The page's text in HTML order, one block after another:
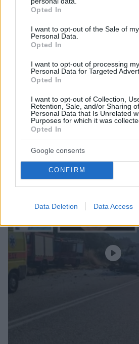
grant or deny consent to Google and
use your data for below specified
consent section.
Opted In
I want to opt-out of the Sale of my
Personal Data.
Opted In
I want to opt-out of processing my
Personal Data for Targeted
Opted In
I want to opt-out of Collection,
Retention, Sale, and/or Sharing
Personal Data that Is Unrelated
Purposes for which it was
Opted In
Google consents
CONFIRM
Data Deletion Data Access
«Τα έχω χάσει όλα»:
και σύζυγος των θυμάτων στο
Σέρρες